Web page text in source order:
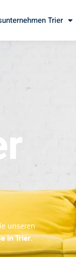
Trier
unseren
in Trier.